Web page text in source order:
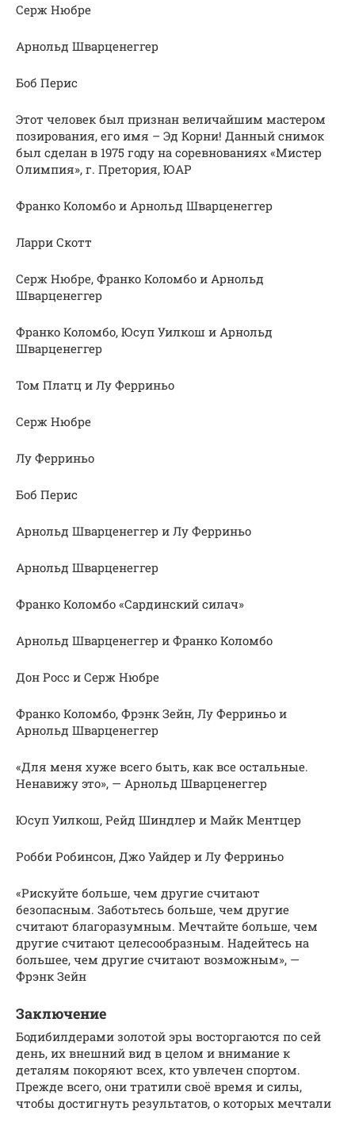
Серж Нюбре
Арнольд Шварценеггер
Боб Перис
Этот человек был признан величайшим мастером
позирования, его имя – Эд Корни! Данный снимок
был сделан в 1975 году на соревнованиях «Мистер
Олимпия», г. Претория, ЮАР
Франко Коломбо и Арнольд Шварценеггер
Ларри Скотт
Серж Нюбре, Франко Коломбо и Арнольд
Шварценеггер
Франко Коломбо, Юсуп Уилкош и Арнольд
Шварценеггер
Том Платц и Лу Ферриньо
Серж Нюбре
Лу Ферриньо
Боб Перис
Арнольд Шварценеггер и Лу Ферриньо
Арнольд Шварценеггер
Франко Коломбо «Сардинский силач»
Арнольд Шварценеггер и Франко Коломбо
Дон Росс и Серж Нюбре
Франко Коломбо, Фрэнк Зейн, Лу Ферриньо и
Арнольд Шварценеггер
«Для меня хуже всего быть, как все остальные.
Ненавижу это», — Арнольд Шварценеггер
Юсуп Уилкош, Рейд Шиндлер и Майк Ментцер
Робби Робинсон, Джо Уайдер и Лу Ферриньо
«Рискуйте больше, чем другие считают
безопасным. Заботьтесь больше, чем другие
считают благоразумным. Мечтайте больше, чем
другие считают целесообразным. Надейтесь на
большее, чем другие считают возможным», —
Фрэнк Зейн
Заключение
Бодибилдерами золотой эры восторгаются по сей
день, их внешний вид в целом и внимание к
деталям покоряют всех, кто увлечен спортом.
Прежде всего, они тратили своё время и силы,
чтобы достигнуть результатов, о которых мечтали